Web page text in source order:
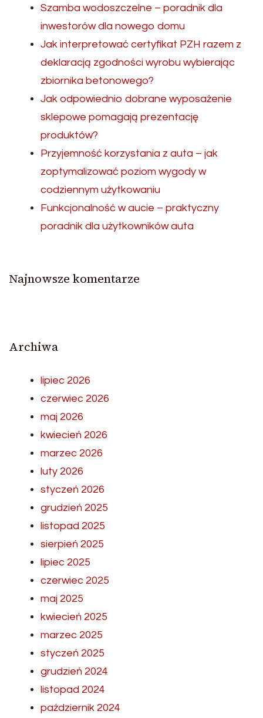
Szamba wodoszczelne – poradnik dla
inwestorów dla nowego domu
Jak interpretować certyfikat PZH razem z
deklaracją zgodności wyrobu wybierając
zbiornika betonowego?
Jak odpowiednio dobrane wyposażenie
sklepowe pomagają prezentację
produktów?
Przyjemność korzystania z auta – jak
zoptymalizować poziom wygody w
codziennym użytkowaniu
Funkcjonalność w aucie – praktyczny
poradnik dla użytkowników auta
Najnowsze komentarze
Archiwa
lipiec 2026
czerwiec 2026
maj 2026
kwiecień 2026
marzec 2026
luty 2026
styczeń 2026
grudzień 2025
listopad 2025
sierpień 2025
lipiec 2025
czerwiec 2025
maj 2025
kwiecień 2025
marzec 2025
styczeń 2025
grudzień 2024
listopad 2024
październik 2024